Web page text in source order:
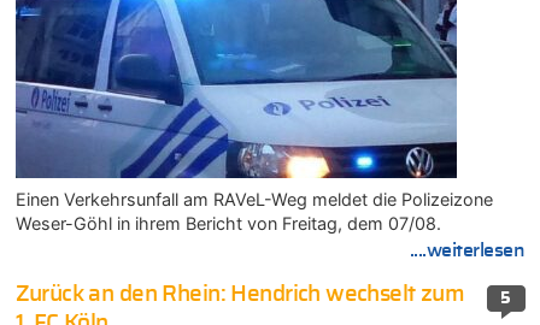
Einen Verkehrsunfall am RAVeL-Weg meldet die Polizeizone
Weser-Göhl in ihrem Bericht von Freitag, dem 07/08.
....weiterlesen
5
Zurück an den Rhein: Hendrich wechselt zum